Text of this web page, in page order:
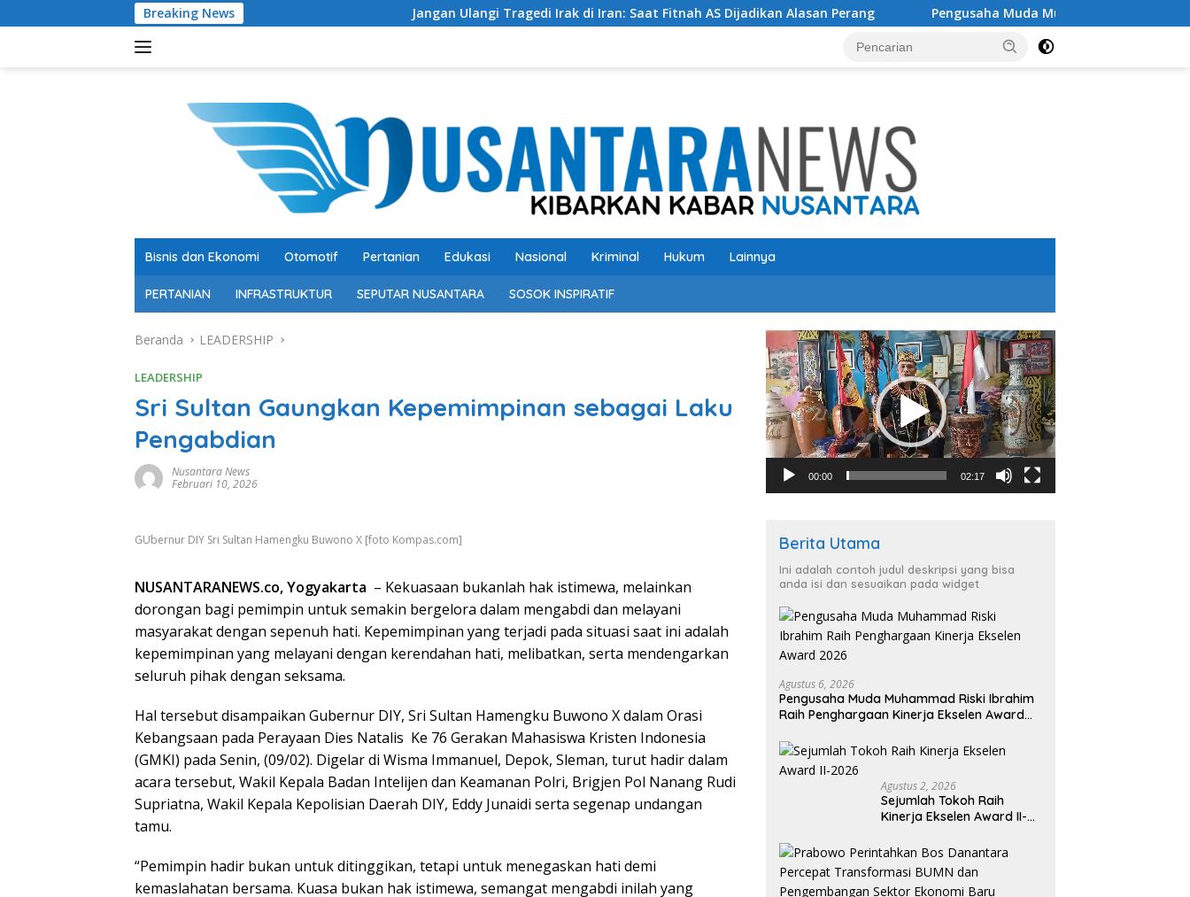
ke
Breaking News Jangan Ulangi Tragedi Irak di Iran: Saat Fitnah AS Dijadikan Alasan Perang Pengusaha Muda Muhammad Riski Ibrahim Raih
Bisnis dan Ekonomi Otomotif Pertanian Edukasi Nasional Kriminal Hukum Lainnya
PERTANIAN INFRASTRUKTUR SEPUTAR NUSANTARA SOSOK INSPIRATIF
Beranda LEADERSHIP
LEADERSHIP
Sri Sultan Gaungkan Kepemimpinan sebagai Laku
Pengabdian
Nusantara News
Februari 10, 2026
GUbernur DIY Sri Sultan Hamengku Buwono X [foto Kompas.com]
NUSANTARANEWS.co, Yogyakarta – Kekuasaan bukanlah hak istimewa, melainkan
dorongan bagi pemimpin untuk semakin bergelora dalam mengabdi dan melayani
masyarakat dengan sepenuh hati. Kepemimpinan yang terjadi pada situasi saat ini adalah
kepemimpinan yang melayani dengan kerendahan hati, melibatkan, serta mendengarkan
seluruh pihak dengan seksama.
Hal tersebut disampaikan Gubernur DIY, Sri Sultan Hamengku Buwono X dalam Orasi
Kebangsaan pada Perayaan Dies Natalis Ke 76 Gerakan Mahasiswa Kristen Indonesia
(GMKI) pada Senin, (09/02). Digelar di Wisma Immanuel, Depok, Sleman, turut hadir dalam
acara tersebut, Wakil Kepala Badan Intelijen dan Keamanan Polri, Brigjen Pol Nanang Rudi
Supriatna, Wakil Kepala Kepolisian Daerah DIY, Eddy Junaidi serta segenap undangan
tamu.
“Pemimpin hadir bukan untuk ditinggikan, tetapi untuk menegaskan hati demi
kemaslahatan bersama. Kuasa bukan hak istimewa, semangat mengabdi inilah yang
Pemutar
Video
00:00 02:17
Berita Utama
Ini adalah contoh judul deskripsi yang bisa
anda isi dan sesuaikan pada widget
Agustus 6, 2026
Pengusaha Muda Muhammad Riski Ibrahim
Raih Penghargaan Kinerja Ekselen Award
Agustus 2, 2026
Sejumlah Tokoh Raih
Kinerja Ekselen Award II-